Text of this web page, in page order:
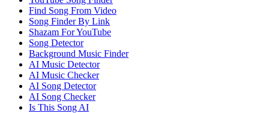
Find Song From Video
Song Finder By Link
Shazam For YouTube
Song Detector
Background Music Finder
AI Music Detector
AI Music Checker
AI Song Detector
AI Song Checker
Is This Song AI